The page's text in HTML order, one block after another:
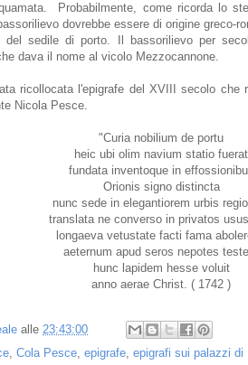
Probabilmente, come ricorda lo
dovrebbe essere di origine greco-
del sedile di porto. Il bassorilievo per
dava il nome al vicolo Mezzocannone.
ricollocata l'epigrafe del XVIII secolo che
Nicola Pesce.
"Curia nobilium de portu
heic ubi olim navium statio fuerat
fundata inventoque in
Orionis signo distincta
nunc sede in elegantiorem urbis
translata ne converso in privatos
longaeva vetustate facti fama
aeternum apud seros nepotes
hunc lapidem hesse voluit
anno aerae Christ. ( 1742 )
alle 23:43:00
, Cola Pesce, epigrafe, epigrafi sui palazzi di